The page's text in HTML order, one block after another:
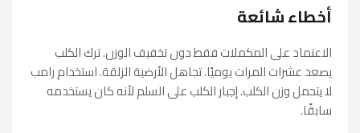
أخطاء شائعة
الاعتماد على المكملات فقط دون تخفيف الوزن. ترك الكلب
يصعد عشرات المرات يوميًا. تجاهل الأرضية الزلقة. استخدام رامب
لا يتحمل وزن الكلب. إجبار الكلب على السلم لأنه كان يستخدمه
سابقًا.